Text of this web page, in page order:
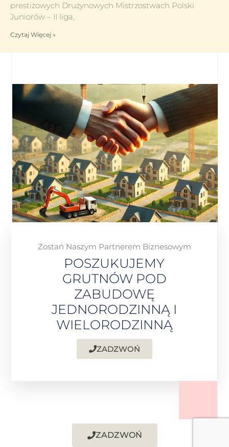
prestiżowych Drużynowych Mistrzostwach Polski
Juniorów – II liga,
Czytaj Więcej »
Zostań Naszym Partnerem Biznesowym
POSZUKUJEMY
GRUTNÓW POD
ZABUDOWĘ
JEDNORODZINNĄ I
WIELORODZINNĄ
ZADZWOŃ
ZADZWOŃ